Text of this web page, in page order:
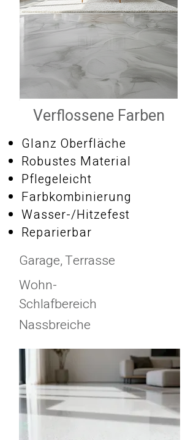
Verflossene Farben
Glanz Oberfläche
Robustes Material
Pflegeleicht
Farbkombinierung
Wasser-/Hitzefest
Reparierbar
Garage, Terrasse
Wohn-
Schlafbereich
Nassbreiche